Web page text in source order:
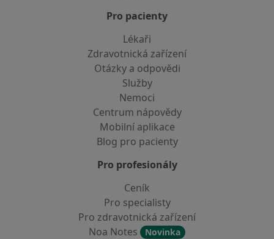
Pro pacienty
Lékaři
Zdravotnická zařízení
Otázky a odpovědi
Služby
Nemoci
Centrum nápovědy
Mobilní aplikace
Blog pro pacienty
Pro profesionály
Ceník
Pro specialisty
Pro zdravotnická zařízení
Noa Notes
Novinka